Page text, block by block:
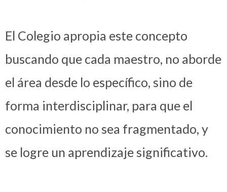
El Colegio apropia este concepto
buscando que cada maestro, no aborde
el área desde lo específico, sino de
forma interdisciplinar, para que el
conocimiento no sea fragmentado, y
se logre un aprendizaje significativo.